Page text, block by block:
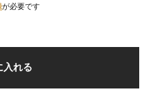
が必要です
入れる